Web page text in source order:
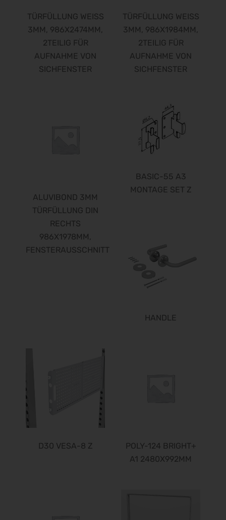
TÜRFÜLLUNG WEISS
3MM, 986X2474MM,
2TEILIG FÜR
AUFNAHME VON
SICHFENSTER
TÜRFÜLLUNG WEISS
3MM, 986X1984MM,
2TEILIG FÜR
AUFNAHME VON
SICHFENSTER
ALUVIBOND 3MM
TÜRFÜLLUNG DIN
RECHTS
986X1978MM,
FENSTERAUSSCHNITT
BASIC-55 A3
MONTAGE SET Z
HANDLE
D30 VESA-8 Z
POLY-124 BRIGHT+
A1 2480X992MM